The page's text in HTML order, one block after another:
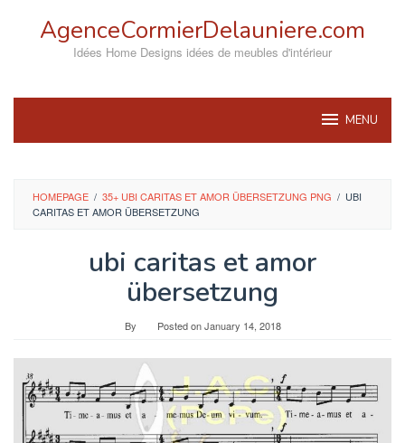
AgenceCormierDelauniere.com
Idées Home Designs idées de meubles d'intérieur
MENU
HOMEPAGE / 35+ UBI CARITAS ET AMOR ÜBERSETZUNG PNG / UBI
CARITAS ET AMOR ÜBERSETZUNG
ubi caritas et amor
übersetzung
By Posted onJanuary 14, 2018